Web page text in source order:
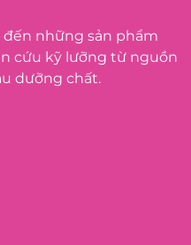
những sản phẩm
cứu kỹ lưỡng từ nguồn
dưỡng chất.